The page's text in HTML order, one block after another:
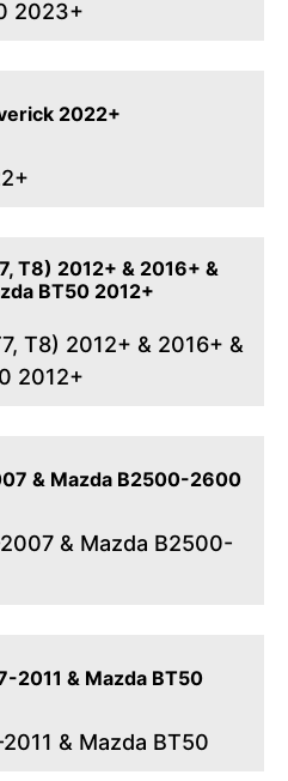
2022+
T8) 2012+ & 2016+ &
BT50 2012+
& Mazda B2500-2600
2011 & Mazda BT50